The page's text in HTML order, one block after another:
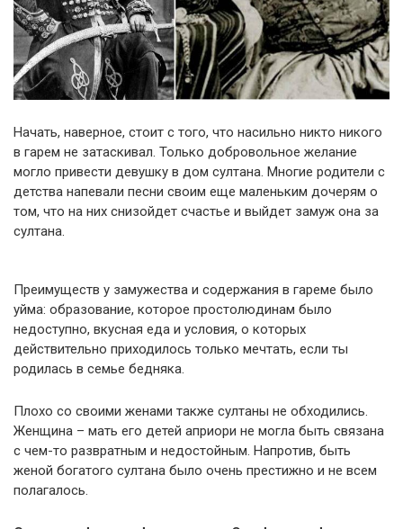
Начать, наверное, стоит с того, что насильно никто никого
в гарем не затаскивал. Только добровольное желание
могло привести девушку в дом султана. Многие родители с
детства напевали песни своим еще маленьким дочерям о
том, что на них снизойдет счастье и выйдет замуж она за
султана.
Преимуществ у замужества и содержания в гареме было
уйма: образование, которое простолюдинам было
недоступно, вкусная еда и условия, о которых
действительно приходилось только мечтать, если ты
родилась в семье бедняка.
Плохо со своими женами также султаны не обходились.
Женщина – мать его детей априори не могла быть связана
с чем-то развратным и недостойным. Напротив, быть
женой богатого султана было очень престижно и не всем
полагалось.